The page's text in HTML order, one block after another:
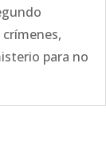
para no